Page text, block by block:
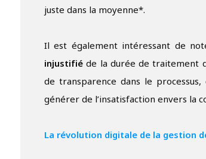
juste dans la moyenne*.
Il est également intéressant de
injustifié de la durée de traitement
de transparence dans le
générer de l’insatisfaction envers la
La révolution digitale de la gestion